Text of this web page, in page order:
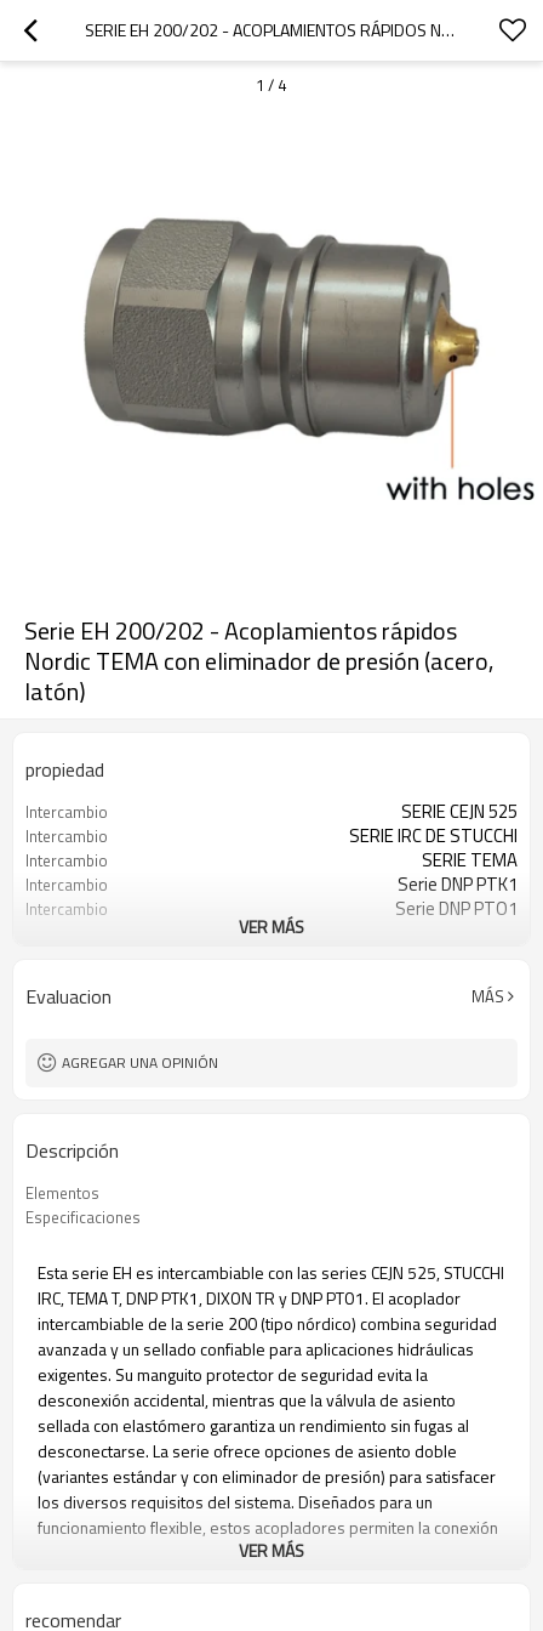
SERIE EH 200/202 - ACOPLAMIENTOS RÁPIDOS NORDIC TEMA CON ELIMINADOR DE PRESIÓN (ACERO, LATÓN)
1 / 4
Serie EH 200/202 - Acoplamientos rápidos
Nordic TEMA con eliminador de presión (acero,
latón)
propiedad
Intercambio SERIE CEJN 525
Intercambio SERIE IRC DE STUCCHI
Intercambio SERIE TEMA
Intercambio Serie DNP PTK1
Intercambio Serie DNP PTO1
VER MÁS
Evaluacion MÁS
AGREGAR UNA OPINIÓN
Descripción
Elementos
Especificaciones
Esta serie EH es intercambiable con las series CEJN 525, STUCCHI
IRC, TEMA T, DNP PTK1, DIXON TR y DNP PTO1. El acoplador
intercambiable de la serie 200 (tipo nórdico) combina seguridad
avanzada y un sellado confiable para aplicaciones hidráulicas
exigentes. Su manguito protector de seguridad evita la
desconexión accidental, mientras que la válvula de asiento
sellada con elastómero garantiza un rendimiento sin fugas al
desconectarse. La serie ofrece opciones de asiento doble
(variantes estándar y con eliminador de presión) para satisfacer
los diversos requisitos del sistema. Diseñados para un
funcionamiento flexible, estos acopladores permiten la conexión
bajo presión residual (lado macho o hembra), siempre que la
VER MÁS
recomendar